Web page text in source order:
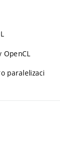
paralelizaci